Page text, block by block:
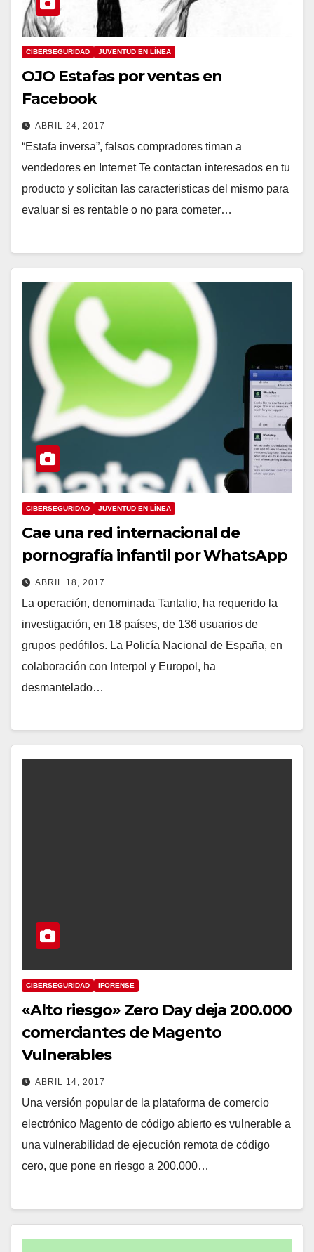
CIBERSEGURIDAD JUVENTUD EN LÍNEA
OJO Estafas por ventas en
Facebook
ABRIL 24, 2017
“Estafa inversa”, falsos compradores timan a
vendedores en Internet Te contactan interesados en tu
producto y solicitan las caracteristicas del mismo para
evaluar si es rentable o no para cometer…
CIBERSEGURIDAD JUVENTUD EN LÍNEA
Cae una red internacional de
pornografía infantil por WhatsApp
ABRIL 18, 2017
La operación, denominada Tantalio, ha requerido la
investigación, en 18 países, de 136 usuarios de
grupos pedófilos. La Policía Nacional de España, en
colaboración con Interpol y Europol, ha
desmantelado…
CIBERSEGURIDAD IFORENSE
«Alto riesgo» Zero Day deja 200.000
comerciantes de Magento
Vulnerables
ABRIL 14, 2017
Una versión popular de la plataforma de comercio
electrónico Magento de código abierto es vulnerable a
una vulnerabilidad de ejecución remota de código
cero, que pone en riesgo a 200.000…